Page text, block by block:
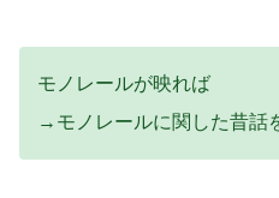
モノレールが映れば
→モノレールに関した昔話